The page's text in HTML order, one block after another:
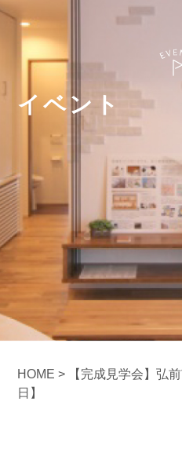
イベント
HOME >
【完成見学会】弘
日】